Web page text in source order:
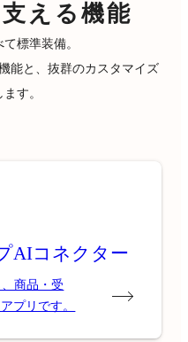
える機能
標準装備。
能と、抜群のカスタマイズ
す。
AIコネクター
商品・受
プリです。